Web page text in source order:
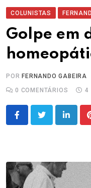
COLUNISTAS
Golpe em
POR FERNANDO GABEIRA
0 COMENTÁRIOS 4